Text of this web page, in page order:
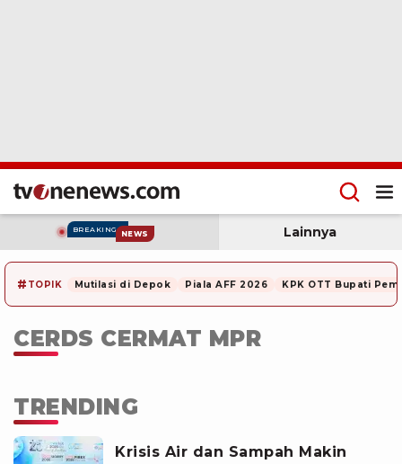
BREAKING NEWS Lainnya
# TOPIK Mutilasi di Depok Piala AFF 2026 KPK OTT Bupati
CERDS CERMAT MPR
TRENDING
Krisis Air dan Sampah Makin